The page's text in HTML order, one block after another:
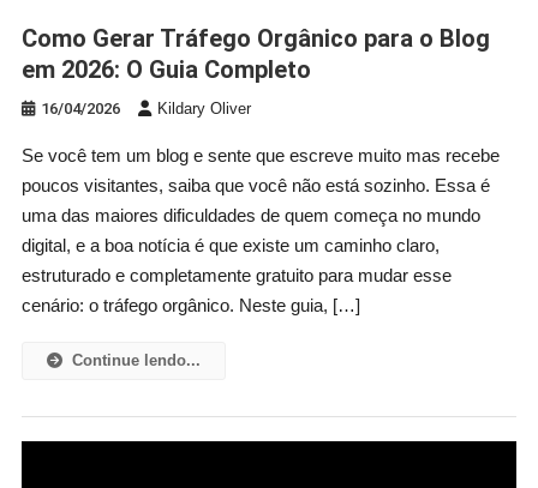
Como Gerar Tráfego Orgânico para o Blog
em 2026: O Guia Completo
16/04/2026 Kildary Oliver
Se você tem um blog e sente que escreve muito mas recebe
poucos visitantes, saiba que você não está sozinho. Essa é
uma das maiores dificuldades de quem começa no mundo
digital, e a boa notícia é que existe um caminho claro,
estruturado e completamente gratuito para mudar esse
cenário: o tráfego orgânico. Neste guia, […]
Continue lendo...